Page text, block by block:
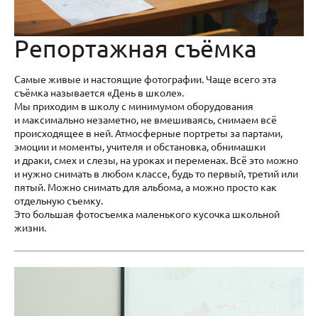
Репортажная съёмка
Самые живые и настоящие фотографии. Чаще всего эта
съёмка называется «День в школе».
Мы приходим в школу с минимумом оборудования
и максимально незаметно, не вмешиваясь, снимаем всё
происходящее в ней. Атмосферные портреты за партами,
эмоции и моменты, учителя и обстановка, обнимашки
и драки, смех и слезы, на уроках и переменах. Всё это можно
и нужно снимать в любом классе, будь то первый, третий или
пятый. Можно снимать для альбома, а можно просто как
отдельную съемку.
Это большая фотосъемка маленького кусочка школьной
жизни.